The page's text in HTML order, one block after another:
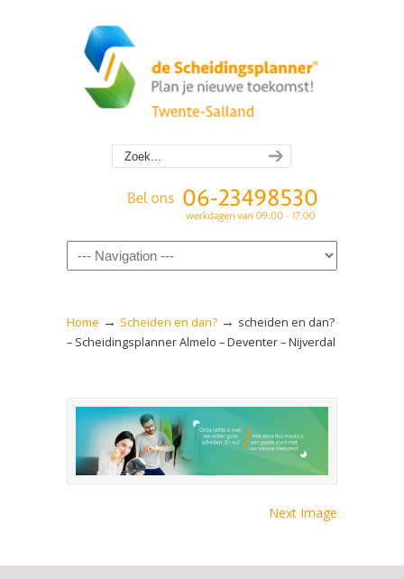
Navigation
Home → Scheiden en dan? → scheiden en dan?
– Scheidingsplanner Almelo – Deventer – Nijverdal
Next Image